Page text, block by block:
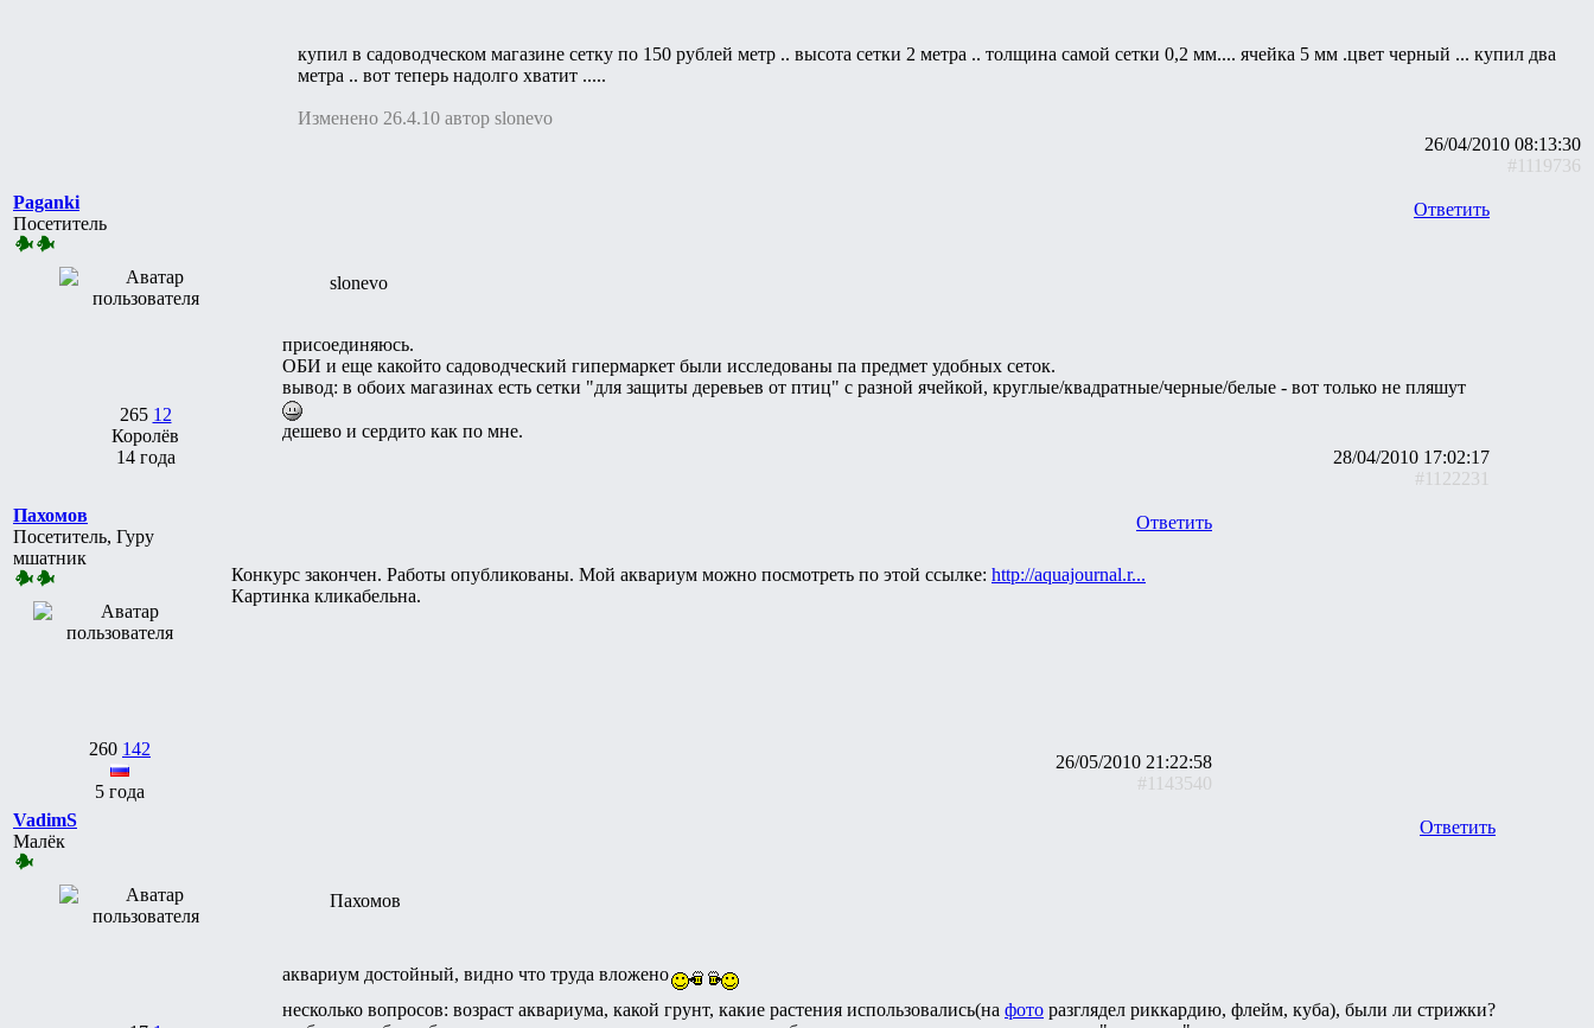
купил в садоводческом магазине сетку по 150 рублей метр .. высота сетки 2 метра .. толщина самой сетки 0,2 мм.... ячейка 5 мм .цвет черный ... купил два
метра .. вот теперь надолго хватит .....
Изменено 26.4.10 автор slonevo
26/04/2010 08:13:30
#1119736
Paganki
Посетитель
265 12
Королёв
14 года
Ответить
slonevo
присоединяюсь.
ОБИ и еще какойто садоводческий гипермаркет были исследованы па предмет удобных сеток.
вывод: в обоих магазинах есть сетки "для защиты деревьев от птиц" с разной ячейкой, круглые/квадратные/черные/белые - вот только не пляшут
дешево и сердито как по мне.
28/04/2010 17:02:17
#1122231
Пахомов
Посетитель, Гуру
мшатник
260 142
5 года
Ответить
Конкурс закончен. Работы опубликованы. Мой аквариум можно посмотреть по этой ссылке: http://aquajournal.r...
Картинка кликабельна.
26/05/2010 21:22:58
#1143540
VadimS
Малёк
Ответить
Пахомов
аквариум достойный, видно что труда вложено
несколько вопросов: возраст аквариума, какой грунт, какие растения использовались(на фото разглядел риккардию, флейм, куба), были ли стрижки?